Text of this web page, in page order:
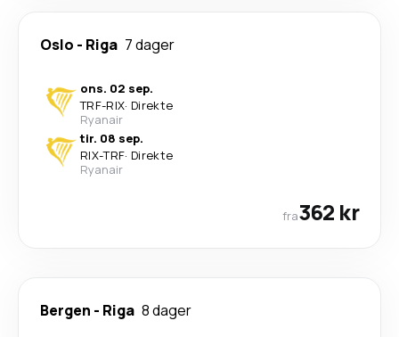
Oslo - Riga 7 dager
ons. 02 sep.
TRF-RIX· Direkte
Ryanair
tir. 08 sep.
RIX-TRF· Direkte
Ryanair
fra362 kr
Bergen - Riga 8 dager